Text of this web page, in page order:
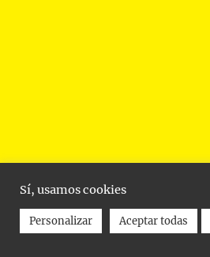
Sí, usamos cookies
Personalizar Aceptar todas